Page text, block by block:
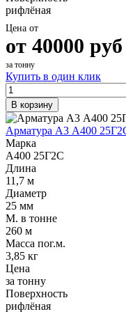
рифлёная
Цена от
от 40000 руб
за тонну
Купить в один клик
В корзину
Арматура А3 А400
Марка
А400 25Г2С
Длина
11,7 м
Диаметр
25 мм
М. в тонне
260 м
Масса пог.м.
3,85 кг
Цена
за тонну
Поверхность
рифлёная